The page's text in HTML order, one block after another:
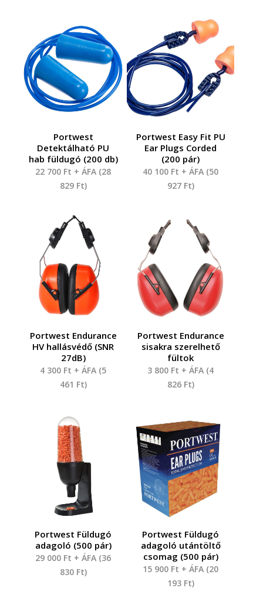
Portwest
Detektálható PU
hab füldugó (200 db)
22 700 Ft + ÁFA (28
829 Ft)
Portwest Easy Fit PU
Ear Plugs Corded
(200 pár)
40 100 Ft + ÁFA (50
927 Ft)
Portwest Endurance
HV hallásvédő (SNR
27dB)
4 300 Ft + ÁFA (5
461 Ft)
Portwest Endurance
sisakra szerelhető
fültok
3 800 Ft + ÁFA (4
826 Ft)
Portwest Füldugó
adagoló (500 pár)
29 000 Ft + ÁFA (36
830 Ft)
Portwest Füldugó
adagoló utántöltő
csomag (500 pár)
15 900 Ft + ÁFA (20
193 Ft)